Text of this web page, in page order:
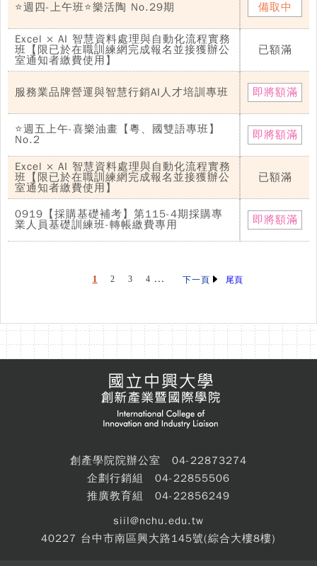
⭐週四-上午班⭐樂活陶 No.29期 備取中
Excel × AI 智慧資料處理與自動化流程實務
班【限已於在職訓練網完成報名並接獲辦公
室通知者繳費使用】
已額滿
服務業品牌營運與智慧行銷AI人才培訓專班 即將額滿
⭐週五上午-喜樂油畫【粵、國雙語專班】
No.2
即將額滿
Excel × AI 智慧資料處理與自動化流程實務
班【限已於在職訓練網完成報名並接獲辦公
室通知者繳費使用】
已額滿
0919【採購基礎補考】第115-4期採購專
業人員基礎訓練班-轉帳繳費專用
即將額滿
1 2 3 4 ... 下一頁 尾頁
創產學院院辦公室 04-22873274
企劃行銷組 04-22855506
推廣教育組 04-22856249
siil@nchu.edu.tw
40227 台中市南區興大路145號(綜合大樓8樓)